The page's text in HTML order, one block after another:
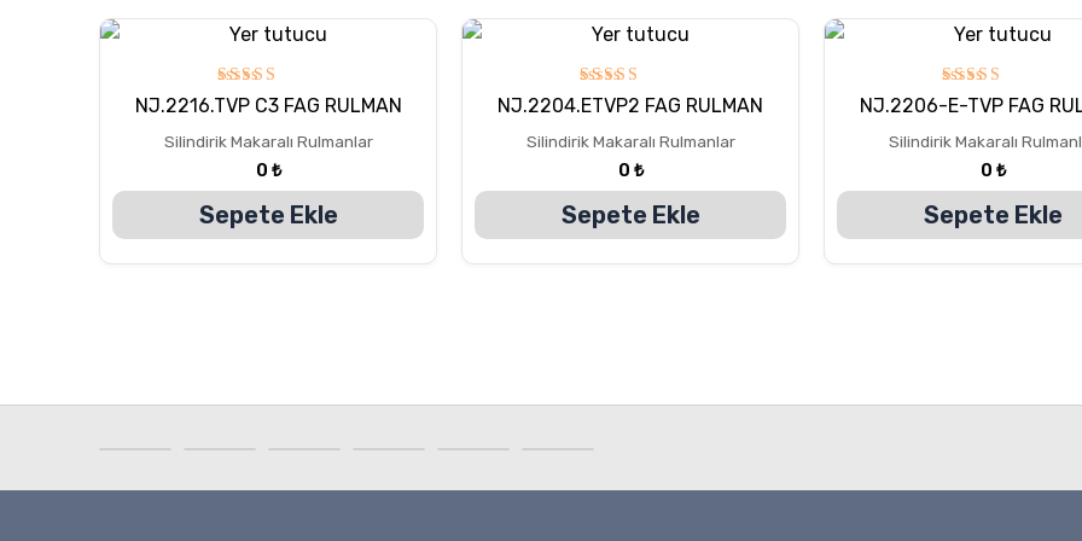
5
üzerinden
oy aldı
NJ.2216.TVP C3 FAG RULMAN
Silindirik Makaralı Rulmanlar
0 ₺
Sepete Ekle
5
üzerinden
oy aldı
NJ.2204.ETVP2 FAG RULMAN
Silindirik Makaralı Rulmanlar
0 ₺
Sepete Ekle
5
üzerinden
oy aldı
NJ.2206-E-TVP FAG
Silindirik Makaralı
0 ₺
Sepete Ekle